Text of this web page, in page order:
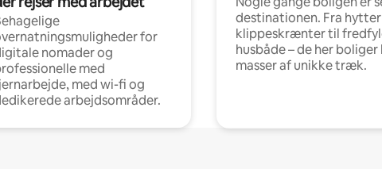
for
nomader og
med
med wi-fi og
arbejdsområder.
destinationen. Fra
klippeskrænter til
husbåde – de her boliger
masser af unikke træk.